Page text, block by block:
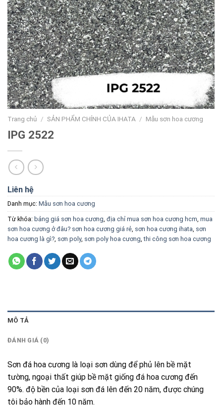
Trang chủ / SẢN PHẨM CHÍNH CỦA IHATA / Mẫu sơn hoa cương
IPG 2522
Liên hệ
Danh mục: Mẫu sơn hoa cương
Từ khóa: bảng giá sơn hoa cương địa chỉ mua sơn hoa cương hcm mua
sơn hoa cương ở đâu? sơn hoa cương giá rẻ sơn hoa cương ihata sơn
hoa cương là gì? sơn poly, sơn poly hoa cương ,thi công sơn hoa cương
MÔ TẢ
ĐÁNH GIÁ (0)
Sơn đá hoa cương là loại sơn dùng để phủ lên bề mặt
tường, ngoại thất giúp bề mặt giống đá hoa cương đến
90%. độ bền của loại sơn đá lên đến 20 năm, được chúng
tôi bảo hành đến 10 năm.